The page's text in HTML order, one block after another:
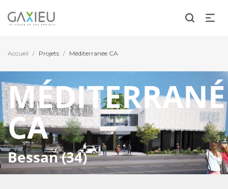
Accueil / Projets / Méditerranée CA
CA
Bessan (34)